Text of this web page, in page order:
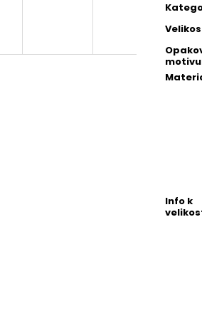
motivu
Info k